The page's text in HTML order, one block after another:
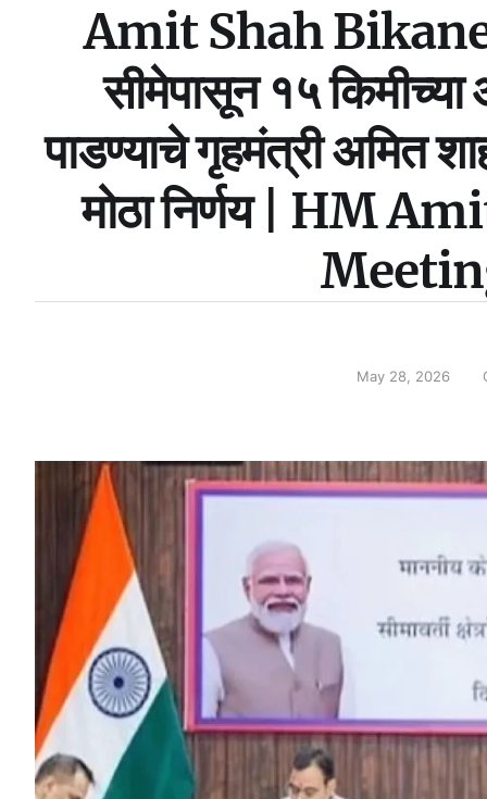
Amit Shah
सीमेपासून १५
पाडण्याचे गृहमंत्री अमित
मोठा निर्णय | HM
May 28, 2026